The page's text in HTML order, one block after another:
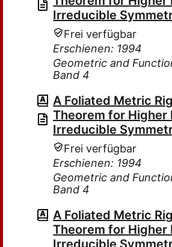
Irreducible
Frei verfügbar
Erschienen: 1994
Geometric and
Band 4
A Foliated Metric
Theorem for Higher
Irreducible
Frei verfügbar
Erschienen: 1994
Geometric and
Band 4
A Foliated Metric
Theorem for Higher
Irreducible